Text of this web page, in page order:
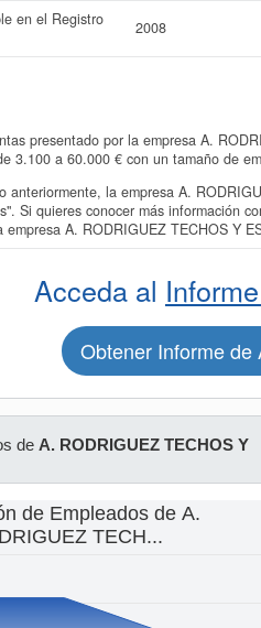
en el Registro
2008
presentado por la empresa A.
3.100 a 60.000 € con un tamaño de
anteriormente, la empresa A.
Si quieres conocer más información
A. RODRIGUEZ TECHOS Y
Acceda al
Obtener Informe de
de A. RODRIGUEZ TECHOS Y
de Empleados de A.
TECH...